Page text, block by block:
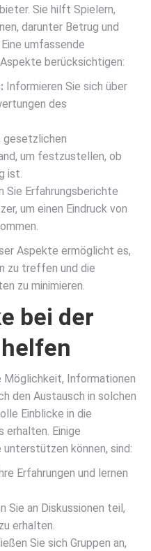
Sie hilft Spielern,
darunter Betrug und
umfassende
berücksichtigen:
Informieren Sie sich über
des
gesetzlichen
um festzustellen, ob
ist.
Sie Erfahrungsberichte
um einen Eindruck von
Aspekte ermöglicht es,
zu treffen und die
zu minimieren.
bei der
Informationen
den Austausch in solchen
Einblicke in die
Einige
können, sind:
Erfahrungen und lernen
Sie an Diskussionen teil,
erhalten.
Sie sich Gruppen an,